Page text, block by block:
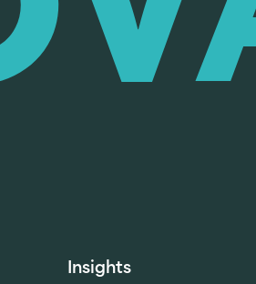
Insights